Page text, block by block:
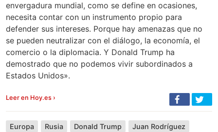
envergadura mundial, como se define en ocasiones,
necesita contar con un instrumento propio para
defender sus intereses. Porque hay amenazas que no
se pueden neutralizar con el diálogo, la economía, el
comercio o la diplomacia. Y Donald Trump ha
demostrado que no podemos vivir subordinados a
Estados Unidos».
Leer en Hoy.es ›
Europa Rusia Donald Trump
Juan Rodríguez